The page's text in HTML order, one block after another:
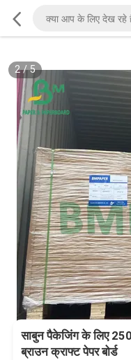
2/5
साबुन पैकेजिंग के लिए
ब्राउन क्राफ्ट पेपर बोर्ड